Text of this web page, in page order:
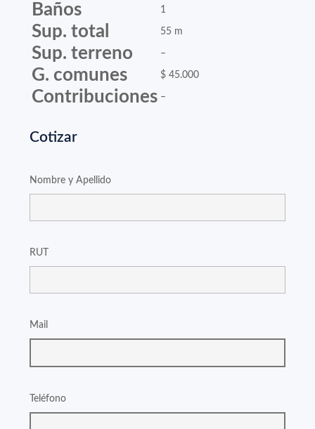
Baños 1
Sup. total 55 m
Sup. terreno –
G. comunes $ 45.000
Contribuciones –
Cotizar
Nombre y Apellido
RUT
Mail
Teléfono